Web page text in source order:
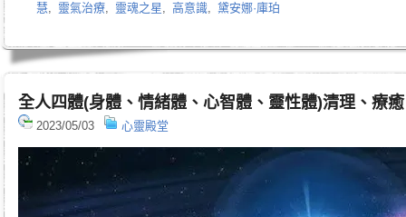
慧, 靈氣治療, 靈魂之星, 高意識, 黛安娜·庫珀
全人四體(身體、情緒體、心智體、靈性體)清理、療
2023/05/03 心靈殿堂